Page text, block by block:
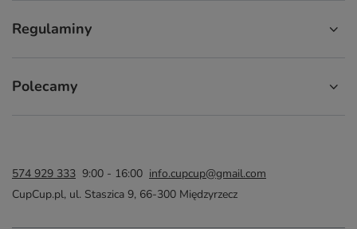
Regulaminy
Polecamy
574 929 333 9:00 - 16:00 info.cupcup@gmail.com
CupCup.pl, ul. Staszica 9, 66-300 Międzyrzecz